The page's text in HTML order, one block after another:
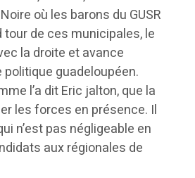
où les barons du GUSR
de ces municipales, le
la droite et avance
guadeloupéen.
l’a dit Eric jalton, que la
les forces en présence. Il
n’est pas négligeable en
aux régionales de